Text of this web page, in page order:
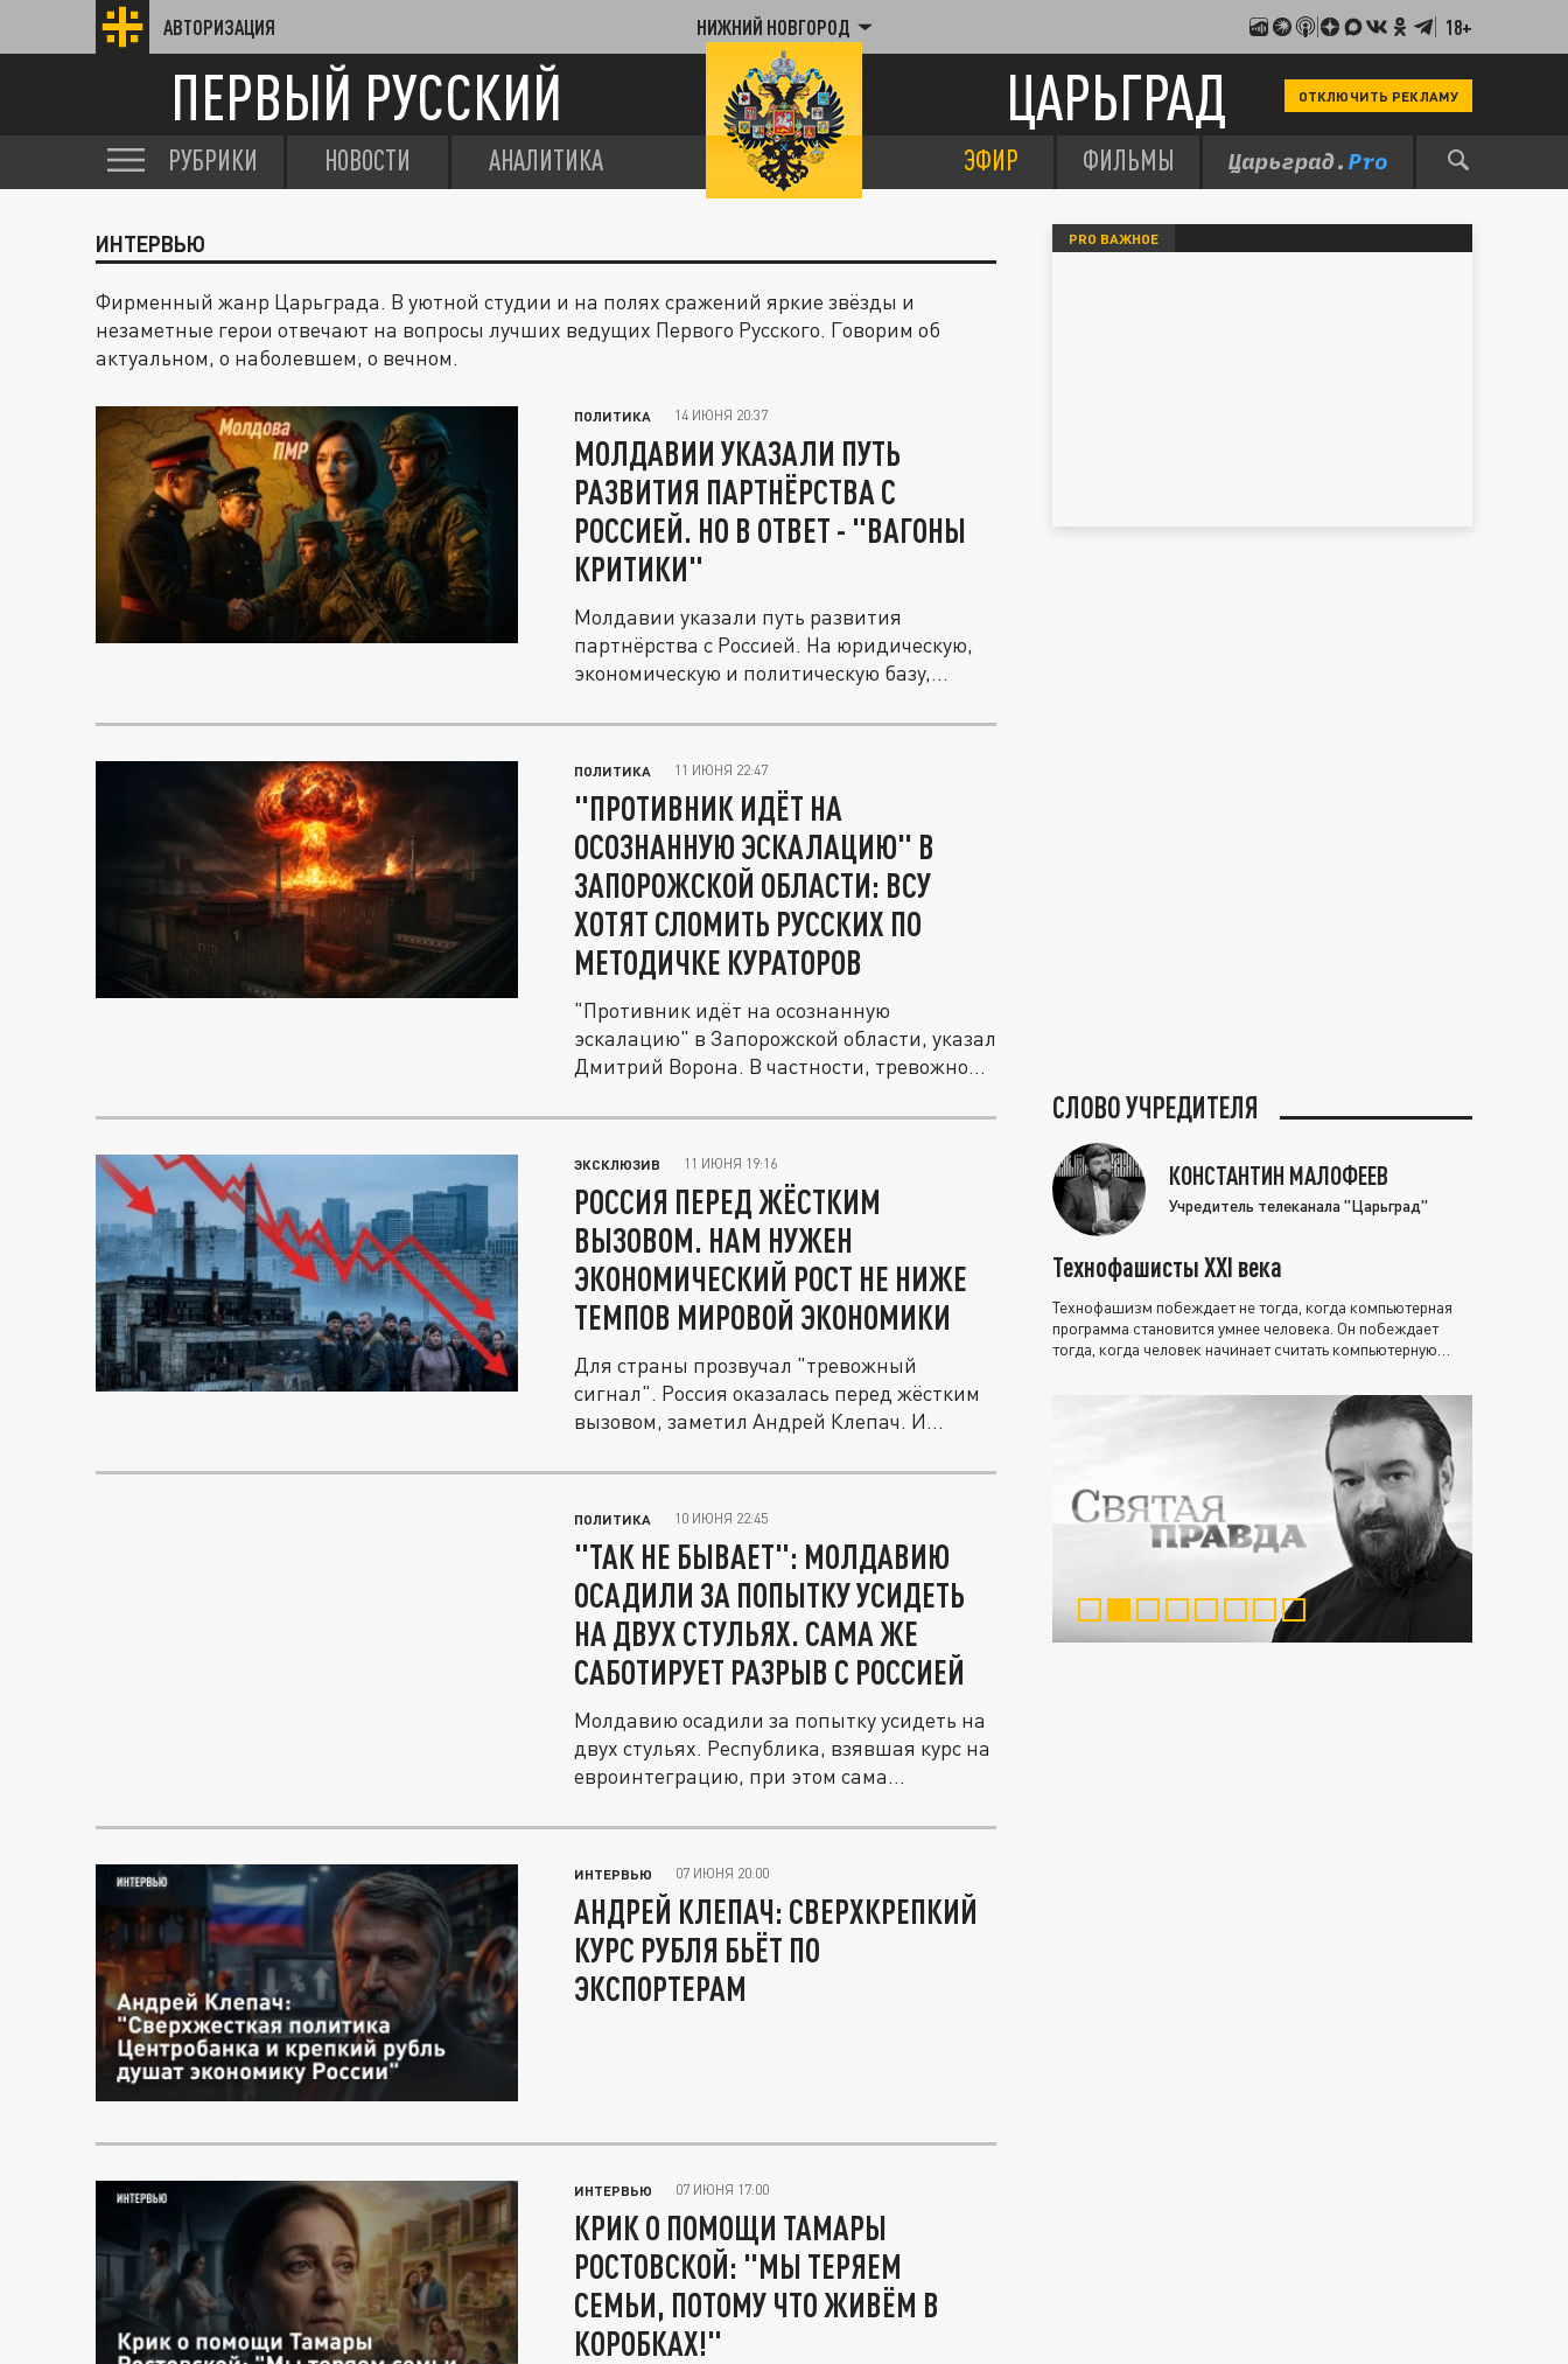
АВТОРИЗАЦИЯ НИЖНИЙ НОВГОРОД 18+
ПЕРВЫЙ РУССКИЙ ЦАРЬГРАД ОТКЛЮЧИТЬ РЕКЛАМУ
РУБРИКИ НОВОСТИ АНАЛИТИКА ЭФИР ФИЛЬМЫ
ИНТЕРВЬЮ
Фирменный жанр Царьграда. В уютной студии и на полях сражений яркие звёзды и
незаметные герои отвечают на вопросы лучших ведущих Первого Русского. Говорим об
актуальном, о наболевшем, о вечном.
ПОЛИТИКА 14 ИЮНЯ 20:37
МОЛДАВИИ УКАЗАЛИ ПУТЬ
РАЗВИТИЯ ПАРТНЁРСТВА С
РОССИЕЙ. НО В ОТВЕТ - "ВАГОНЫ
КРИТИКИ"
Молдавии указали путь развития
партнёрства с Россией. На юридическую,
экономическую и политическую базу,...
ПОЛИТИКА 11 ИЮНЯ 22:47
"ПРОТИВНИК ИДЁТ НА
ОСОЗНАННУЮ ЭСКАЛАЦИЮ" В
ЗАПОРОЖСКОЙ ОБЛАСТИ: ВСУ
ХОТЯТ СЛОМИТЬ РУССКИХ ПО
МЕТОДИЧКЕ КУРАТОРОВ
"Противник идёт на осознанную
эскалацию" в Запорожской области, указал
Дмитрий Ворона. В частности, тревожно...
ЭКСКЛЮЗИВ 11 ИЮНЯ 19:16
РОССИЯ ПЕРЕД ЖЁСТКИМ
ВЫЗОВОМ. НАМ НУЖЕН
ЭКОНОМИЧЕСКИЙ РОСТ НЕ НИЖЕ
ТЕМПОВ МИРОВОЙ ЭКОНОМИКИ
Для страны прозвучал "тревожный
сигнал". Россия оказалась перед жёстким
вызовом, заметил Андрей Клепач. И...
ПОЛИТИКА 10 ИЮНЯ 22:45
"ТАК НЕ БЫВАЕТ": МОЛДАВИЮ
ОСАДИЛИ ЗА ПОПЫТКУ УСИДЕТЬ
НА ДВУХ СТУЛЬЯХ. САМА ЖЕ
САБОТИРУЕТ РАЗРЫВ С РОССИЕЙ
Молдавию осадили за попытку усидеть на
двух стульях. Республика, взявшая курс на
евроинтеграцию, при этом сама...
ИНТЕРВЬЮ 07 ИЮНЯ 20:00
АНДРЕЙ КЛЕПАЧ: СВЕРХКРЕПКИЙ
КУРС РУБЛЯ БЬЁТ ПО
ЭКСПОРТЕРАМ
ИНТЕРВЬЮ 07 ИЮНЯ 17:00
КРИК О ПОМОЩИ ТАМАРЫ
РОСТОВСКОЙ: "МЫ ТЕРЯЕМ
СЕМЬИ, ПОТОМУ ЧТО ЖИВЁМ В
КОРОБКАХ!"
PRO ВАЖНОЕ
СЛОВО УЧРЕДИТЕЛЯ
КОНСТАНТИН МАЛОФЕЕВ
Учредитель телеканала "Царьград"
Технофашисты XXI века
Технофашизм побеждает не тогда, когда компьютерная
программа становится умнее человека. Он побеждает
тогда, когда человек начинает считать компьютерную